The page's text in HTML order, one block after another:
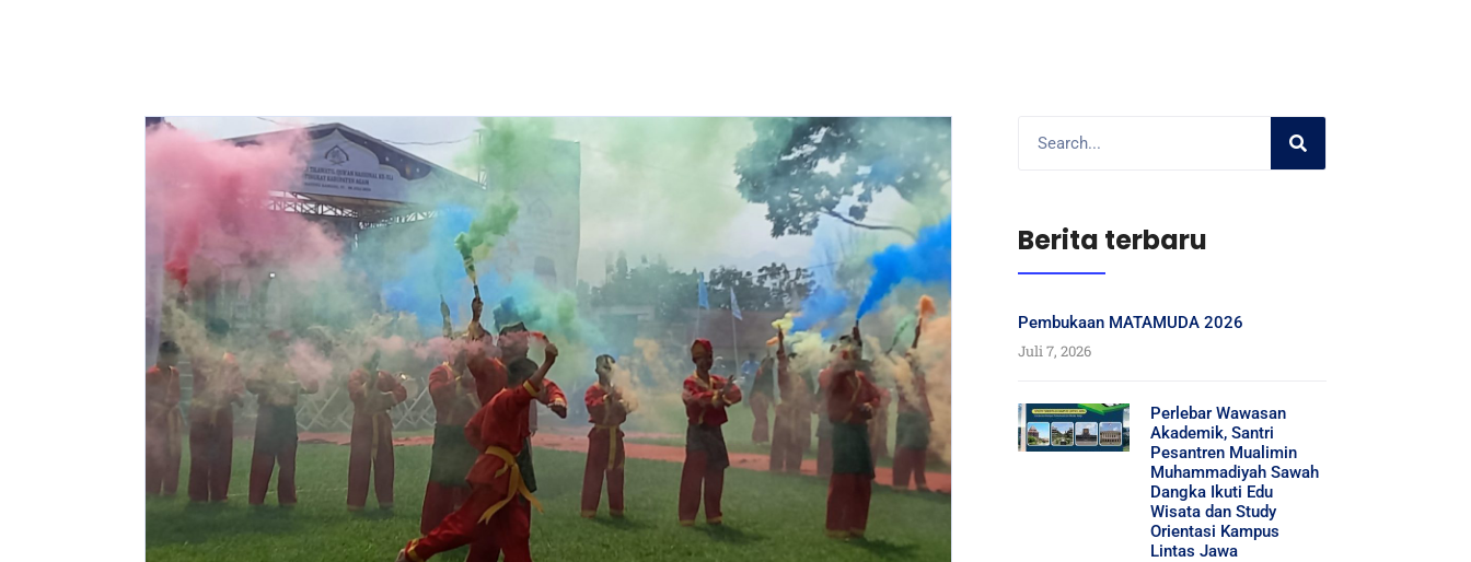
Berita terbaru
Pembukaan MATAMUDA 2026
Juli 7, 2026
Perlebar Wawasan
Akademik, Santri
Pesantren Mualimin
Muhammadiyah Sawah
Dangka Ikuti Edu
Wisata dan Study
Orientasi Kampus
Lintas Jawa